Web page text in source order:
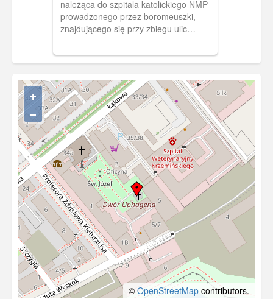
kapelle
należąca do szpitala katolickiego NMP
prowadzonego przez boromeuszki,
znajdującego się przy zbiegu ulic
wybudowana latach 1857–1860 według
projektu Juliusa Lichta, rozbudowana
dwukrotnie: w 1894 r.oraz w 1911.
Służyła jako obiekt sakralny katolickiego
szpitala NMP otwartego w 1853 r.
Obecnie pełni funkcję kościoła
parafialnego dla Dolnego Miasta pw.
Niepokalanego Poczęcia NMP.
+
−
© OpenStreetMap contributors.